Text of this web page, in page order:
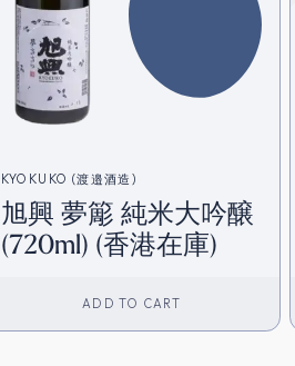
KYOKUKO (渡邉酒造)
旭興 夢簓 純米大吟醸
(720ml) (香港在庫)
ADD TO CART